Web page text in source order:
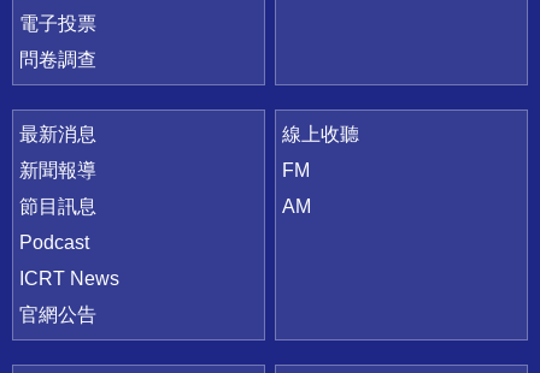
電子投票
問卷調查
最新消息
新聞報導
節目訊息
Podcast
ICRT News
官網公告
線上收聽
FM
AM